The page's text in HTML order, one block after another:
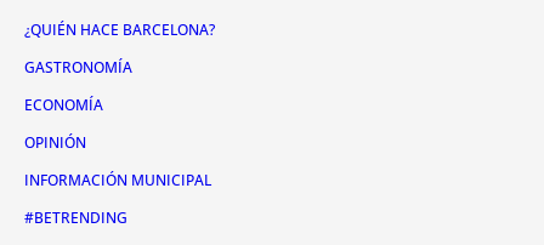
¿QUIÉN HACE BARCELONA?
GASTRONOMÍA
ECONOMÍA
OPINIÓN
INFORMACIÓN MUNICIPAL
#BETRENDING